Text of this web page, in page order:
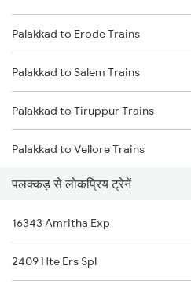
Mumbai to Delhi Trains
Mumbai to Goa Trains
Chennai to Coimbatore Trains
Palakkad to Erode Trains
Palakkad to Salem Trains
Palakkad to Tiruppur Trains
Palakkad to Vellore Trains
Palakkad to Ernakulam Trains
Palakkad to Jolarpettai Trains
Palakkad to Aluva Trains
पलक्कड़ से लोकप्रिय ट्रेनें
16343 Amritha Exp
2409 Hte Ers Spl